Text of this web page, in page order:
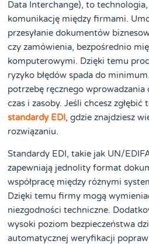
Data Interchange), to
komunikację między firmami.
przesyłanie dokumentów
czy zamówienia, bezpośrednio
komputerowymi. Dzięki temu
ryzyko błędów spada do
potrzebę ręcznego wprowadzania
czas i zasoby. Jeśli chcesz
standardy EDI, gdzie znajdziesz
rozwiązaniu.
Standardy EDI, takie jak UN/
zapewniają jednolity format
współpracę między różnymi
Dzięki temu firmy mogą
niezgodności techniczne.
wysoki poziom bezpieczeństwa
automatycznej weryfikacji